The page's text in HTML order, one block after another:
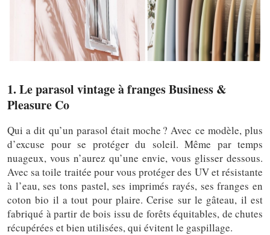
1. Le parasol vintage à franges Business &
Pleasure Co
Qui a dit qu’un parasol était moche ? Avec ce modèle, plus
d’excuse pour se protéger du soleil. Même par temps
nuageux, vous n’aurez qu’une envie, vous glisser dessous.
Avec sa toile traitée pour vous protéger des UV et résistante
à l’eau, ses tons pastel, ses imprimés rayés, ses franges en
coton bio il a tout pour plaire. Cerise sur le gâteau, il est
fabriqué à partir de bois issu de forêts équitables, de chutes
récupérées et bien utilisées, qui évitent le gaspillage.